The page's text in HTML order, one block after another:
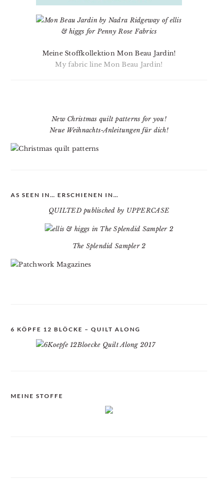
Meine Stoffkollektion Mon Beau Jardin!
My fabric line Mon Beau Jardin!
New Christmas quilt patterns for you!
Neue Weihnachts-Anleitungen für dich!
AS SEEN IN… ERSCHIENEN IN…
QUILTED publisched by UPPERCASE
The Splendid Sampler 2
6 KÖPFE 12 BLÖCKE – QUILT ALONG
MEINE STOFFE